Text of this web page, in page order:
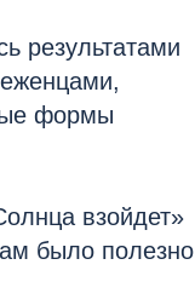
результатами
формы
взойдет»
было полезно